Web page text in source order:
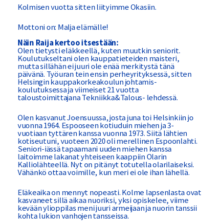
Kolmisen vuotta sitten liityimme Okasiin.
Mottoni on: Malja elämälle!
Näin Raija kertoo itsestään:
Olen tietysti eläkkeellä, kuten muutkin seniorit.
Koulutukseltani olen kauppatieteiden maisteri,
mutta sillähän ei juuri ole enää merkitystä tänä
päivänä. Työuran tein ensin perheyrityksessä, sitten
Helsingin kauppakorkeakoulun johtamis-
koulutuksessa ja viimeiset 21 vuotta
taloustoimittajana Tekniikka&Talous- lehdessä.
Olen kasvanut Joensuussa, josta juna toi Helsinkiin jo
vuonna 1964. Espooseen kotiuduin miehen ja 3-
vuotiaan tyttären kanssa vuonna 1973. Siitä lähtien
kotiseutuni, vuoteen 2020 oli merellinen Espoonlahti.
Seniori-iässä tapaamani uuden miehen kanssa
laitoimme lakanat yhteiseen kaappiin Olarin
Kalliolähteellä. Nyt on pitänyt totutella olarilaiseksi.
Vähänkö ottaa voimille, kun meri ei ole ihan lähellä.
Eläkeaika on mennyt nopeasti. Kolme lapsenlasta ovat
kasvaneet sillä aikaa nuoriksi, yksi opiskelee, viime
kevään ylioppilas meni juuri armeijaan ja nuorin tanssii
kohta lukion vanhojen tansseissa.